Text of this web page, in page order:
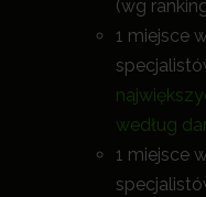
(wg
1 miejsce
według
1 miejsce